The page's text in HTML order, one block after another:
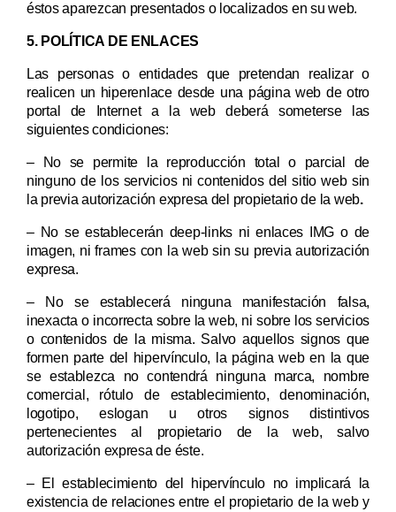
éstos aparezcan presentados o localizados en su web.
5. POLÍTICA DE ENLACES
Las personas o entidades que pretendan realizar o
realicen un hiperenlace desde una página web de otro
portal de Internet a la web deberá someterse las
siguientes condiciones:
– No se permite la reproducción total o parcial de
ninguno de los servicios ni contenidos del sitio web sin
la previa autorización expresa del propietario de la web.
– No se establecerán deep-links ni enlaces IMG o de
imagen, ni frames con la web sin su previa autorización
expresa.
– No se establecerá ninguna manifestación falsa,
inexacta o incorrecta sobre la web, ni sobre los servicios
o contenidos de la misma. Salvo aquellos signos que
formen parte del hipervínculo, la página web en la que
se establezca no contendrá ninguna marca, nombre
comercial, rótulo de establecimiento, denominación,
logotipo, eslogan u otros signos distintivos
pertenecientes al propietario de la web, salvo
autorización expresa de éste.
– El establecimiento del hipervínculo no implicará la
existencia de relaciones entre el propietario de la web y